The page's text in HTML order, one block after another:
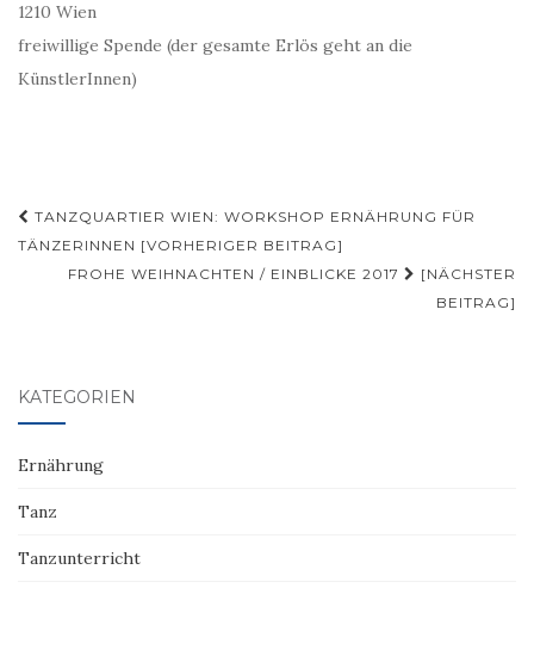
1210 Wien
freiwillige Spende (der gesamte Erlös geht an die
KünstlerInnen)
Beitragsnavigation
TANZQUARTIER WIEN: WORKSHOP ERNÄHRUNG FÜR
TÄNZERINNEN [VORHERIGER BEITRAG]
FROHE WEIHNACHTEN / EINBLICKE 2017
[NÄCHSTER
BEITRAG]
KATEGORIEN
Ernährung
Tanz
Tanzunterricht